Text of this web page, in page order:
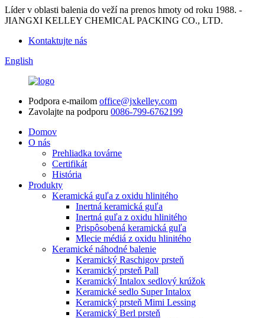
Líder v oblasti balenia do veží na prenos hmoty od roku 1988. -
JIANGXI KELLEY CHEMICAL PACKING CO., LTD.
Kontaktujte nás
English
Podpora e-mailom office@jxkelley.com
Zavolajte na podporu 0086-799-6762199
Domov
O nás
Prehliadka továrne
Certifikát
História
Produkty
Keramická guľa z oxidu hlinitého
Inertná keramická guľa
Inertná guľa z oxidu hlinitého
Prispôsobená keramická guľa
Mlecie médiá z oxidu hlinitého
Keramické náhodné balenie
Keramický Raschigov prsteň
Keramický prsteň Pall
Keramický Intalox sedlový krúžok
Keramické sedlo Super Intalox
Keramický prsteň Mimi Lessing
Keramický Berl prsteň